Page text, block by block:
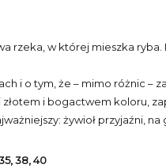
rzeka, w której mieszka
i o tym, że – mimo różnic –
złotem i bogactwem koloru,
żywioł przyjaźni,
38, 40